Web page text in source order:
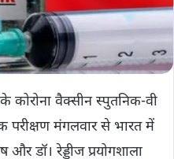
कोरोना वैक्सीन स्पुतनिक-वी
मंगलवार से भारत में
डॉ। रेड्डीज प्रयोगशाला